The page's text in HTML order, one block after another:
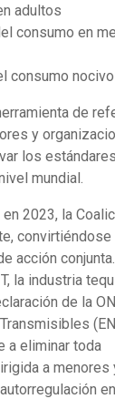
adultos
consumo en
consumo
de
y
los
mundial.
2023, la
convirtiéndose
acción
la industria
de la
a eliminar toda
a menores